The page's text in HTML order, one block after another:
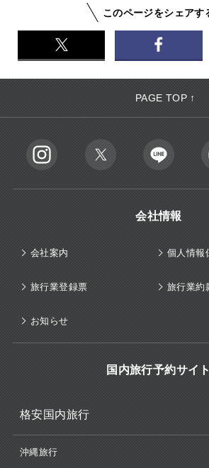
このページをシェアす
PAGE TOP ↑
会社情報
会社案内 個人情報
旅行業登録票 旅行業約
お知らせ
国内旅行予約サイ
格安国内旅行
沖縄旅行